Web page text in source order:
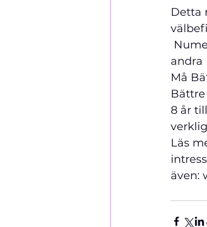
Detta
Må
Bättre
8 år
Läs
även: